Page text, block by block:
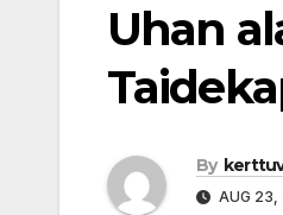
Uhan
By
AUG 23,